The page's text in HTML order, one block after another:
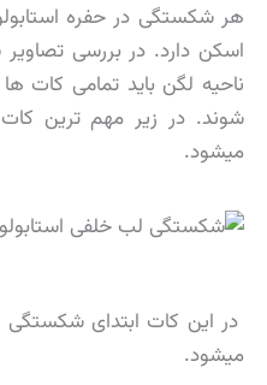
هر شکستگی در حفره
اسکن دارد. در بررسی
ناحیه لگن باید تمامی کات
شوند. در زیر مهم ترین
میشود.
در این کات ابتدای شکستگی
میشود.